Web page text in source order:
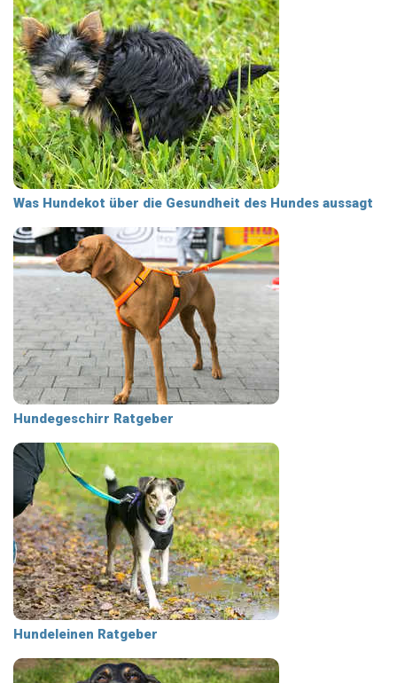
Was Hundekot über die Gesundheit des Hundes aussagt
Hundegeschirr Ratgeber
Hundeleinen Ratgeber